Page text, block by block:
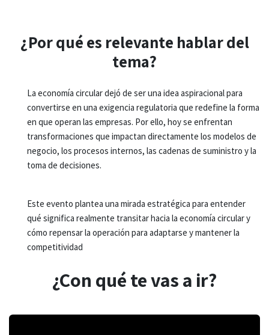
¿Por qué es relevante hablar del
tema?
La economía circular dejó de ser una idea aspiracional para
convertirse en una exigencia regulatoria que redefine la forma
en que operan las empresas. Por ello, hoy se enfrentan
transformaciones que impactan directamente los modelos de
negocio, los procesos internos, las cadenas de suministro y la
toma de decisiones.
Este evento plantea una mirada estratégica para entender
qué significa realmente transitar hacia la economía circular y
cómo repensar la operación para adaptarse y mantener la
competitividad
¿Con qué te vas a ir?